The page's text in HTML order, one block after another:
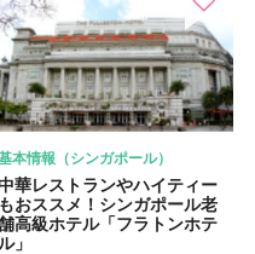
本情報（シンガポール）
華レストランやハイティー
もおススメ！シンガポール老
高級ホテル「フラトンホテ
ル」